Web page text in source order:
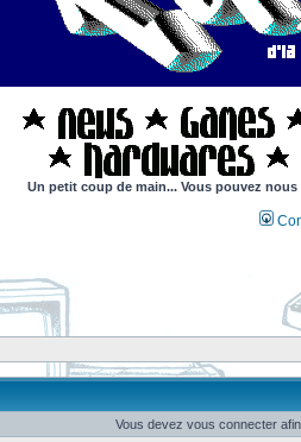
Un petit coup de main... Vous pouvez
Vous devez vous connecter